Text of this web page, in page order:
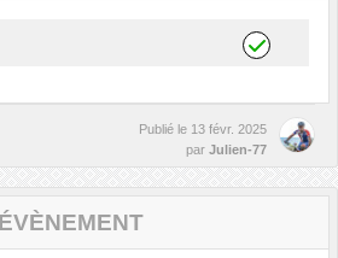
Publié le 13 févr. 2025
par Julien-77